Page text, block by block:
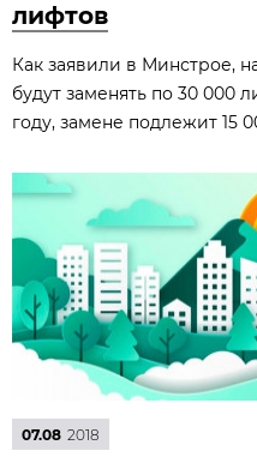
лифтов
Как заявили в Минстрое,
будут заменять по 30 000
году, замене подлежит 15
07.08 2018